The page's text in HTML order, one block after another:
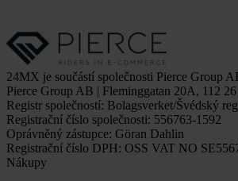
24MX je součástí společnosti Pierce Group
Pierce Group AB | Fleminggatan 20A, 112
Registr společností: Bolagsverket/Švédský
Registrační číslo společnosti: 556763-1592
Oprávněný zástupce: Göran Dahlin
Registrační číslo DPH: OSS VAT NO
Nákupy